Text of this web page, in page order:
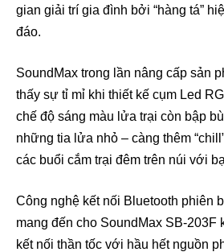
gian giải trí gia đình bởi “hàng tá”
đáo.
SoundMax trong lần nâng cấp sản
thấy sự tỉ mỉ khi thiết kế cụm Led
chế độ sáng màu lửa trại còn bập
những tia lửa nhỏ – càng thêm
các buổi cắm trại đêm trên núi với
Công nghệ kết nối Bluetooth phiên
mang đến cho SoundMax SB-203F
kết nối thần tốc với hầu hết nguồn